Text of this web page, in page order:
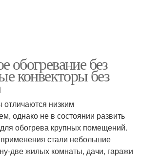
обогревание без
конвекторы без
отличаются низким
однако не в состоянии развить
обогрева крупных помещений.
стали небольшие
две жилых комнаты, дачи, гаражи